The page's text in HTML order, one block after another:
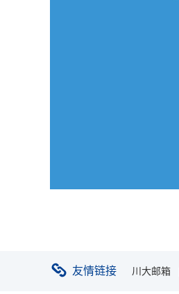
友情链接 川大邮箱